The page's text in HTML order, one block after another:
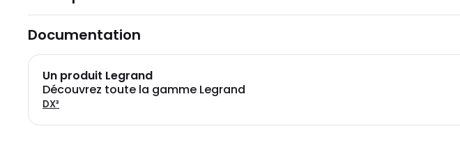
Documentation
Un produit Legrand
Découvrez toute la gamme Legrand
DX³